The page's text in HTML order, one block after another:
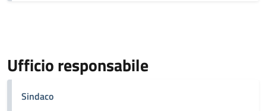
Ufficio responsabile
Sindaco